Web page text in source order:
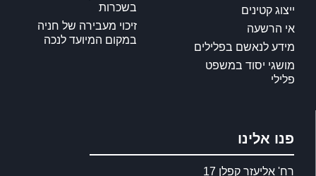
ייצוג קטינים
אי הרשעה
מידע לנאשם בפלילים
מושגי יסוד במשפט
פלילי
בשכרות
זיכוי מעבירה של חניה
במקום המיועד לנכה
פנו אלינו
רח' אליעזר קפלן 17